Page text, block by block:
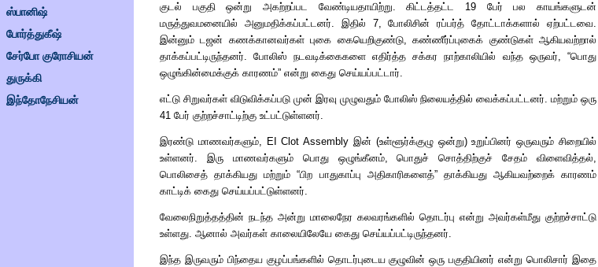
ஸ்பானிஷ்
போர்த்துகீஷ்
சேர்போ குரோசியன்
துருக்கி
இந்தோநேசியன்
குடல் பகுதி ஒன்று அகற்றப்பட வேண்டியதாயிற்று. கிட்டத்தட்ட 19 பேர் பல காயங்களுடன்
மருத்துவமனையில் அனுமதிக்கப்பட்டனர். இதில் 7,போலிசின் ரப்பர்த் தோட்டாக்களால் ஏற்பட்டவை.
இன்னும் டஜன் கணக்கானவர்கள் புகை கையெறிகுண்டு, கண்ணீர்ப்புகைக் குண்டுகள் ஆகியவற்றால்
தாக்கப்பட்டிருந்தனர். போலிஸ் நடவடிக்கைகளை எதிர்த்த சக்கர நாற்காலியில் வந்த ஒருவர், “பொது
ஒழுங்கின்மைக்குக் காரணம்” என்று கைது செய்யப்பட்டார்.
எட்டு சிறுவர்கள் விடுவிக்கப்படு முன் இரவு முழுவதும் போலிஸ் நிலையத்தில் வைக்கப்பட்டனர். மற்றும் ஒரு
41 பேர் குற்றச்சாட்டிற்கு உட்பட்டுள்ளனர்.
இரண்டு மாணவர்களும், EI Clot Assemblyஇன் (உள்ளூர்க்குழு ஒன்று) உறுப்பினர் ஒருவரும் சிறையில்
உள்ளனர். இரு மாணவர்களும் பொது ஒழுங்கீனம், பொதுச் சொத்திற்குச் சேதம் விளைவித்தல்,
பொலிசைத் தாக்கியது மற்றும்“பிற பாதுகாப்பு அதிகாரிகளைத்” தாக்கியது ஆகியவற்றைக் காரணம்
காட்டிக் கைது செய்யப்பட்டுள்ளனர்.
வேலைநிறுத்தத்தின் நடந்த அன்று மாலைநேர கலவரங்களில் தொடர்பு என்று அவர்கள்மீது குற்றச்சாட்டு
உள்ளது. ஆனால் அவர்கள் காலையிலேயே கைது செய்யப்பட்டிருந்தனர்.
இந்த இருவரும் பிந்தைய குழப்பங்களில் தொடர்புடைய குழுவின் ஒரு பகுதியினர் என்று பொலிசார் இதை